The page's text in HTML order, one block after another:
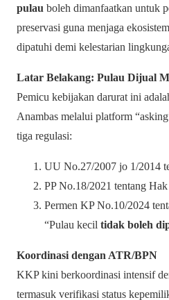
pulau boleh dimanfaatkan untuk
preservasi guna menjaga
dipatuhi demi kelestarian
Latar Belakang: Pulau Dijual
Pemicu kebijakan darurat ini
Anambas melalui platform
tiga regulasi:
UU No.27/2007 jo 1/2014
PP No.18/2021 tentang
Permen KP No.10/2024
“Pulau kecil tidak boleh
Koordinasi dengan ATR/BPN
KKP kini berkoordinasi intensif
termasuk verifikasi status